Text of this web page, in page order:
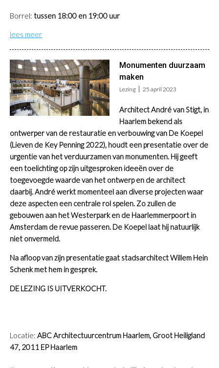
Borrel: tussen 18:00 en 19:00 uur
lees meer
Monumenten duurzaam
maken
Lezing 25 april 2023
Architect André van Stigt, in
Haarlem bekend als
ontwerper van de restauratie en verbouwing van De Koepel
(Lieven de Key Penning 2022), houdt een presentatie over de
urgentie van het verduurzamen van monumenten. Hij geeft
een toelichting op zijn uitgesproken ideeën over de
toegevoegde waarde van het ontwerp en de architect
daarbij.André werkt momenteel aan diverse projecten waar
deze aspecten een centrale rol spelen. Zo zullen de
gebouwen aan het Westerpark en de Haarlemmerpoort in
Amsterdam de revue passeren. De Koepel laat hij natuurlijk
niet onvermeld.
Na afloop van zijn presentatie gaat stadsarchitect Willem Hein
Schenk met hem in gesprek.
DE LEZING IS UITVERKOCHT.
Locatie: ABC Architectuurcentrum Haarlem, Groot Heiligland
47, 2011 EP Haarlem